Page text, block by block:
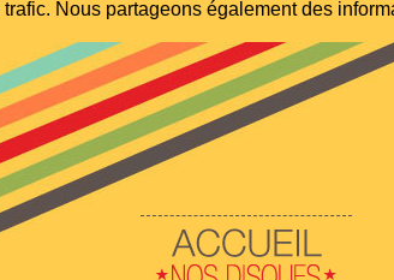
Nous partageons également des